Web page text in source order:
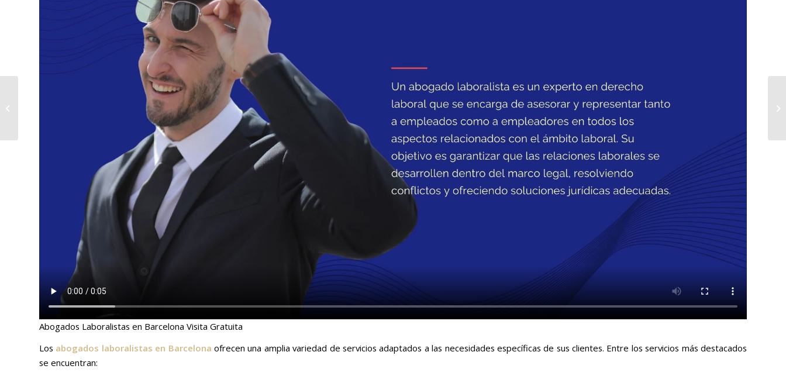
Abogados Laboralistas en Barcelona Visita Gratuita
Los abogados laboralistas en Barcelona ofrecen una amplia variedad de servicios adaptados a las necesidades específicas de sus clientes. Entre los servicios más destacados
se encuentran: